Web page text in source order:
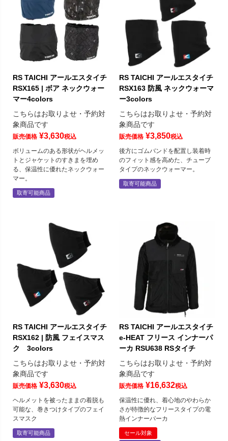
RS TAICHI アールエスタイチ
RSX165 | ボア ネックウォー
マー4colors
こちらはお取りよせ・予約対
象商品です
販売価格 ¥3,630税込
ボリュームのある形状がヘルメッ
トとジャケットのすきまを埋め
る、保温性に優れたネックウォー
マー。
取寄可能商品
RS TAICHI アールエスタイチ
RSX163 防風 ネックウォーマ
ー3colors
こちらはお取りよせ・予約対
象商品です
販売価格 ¥3,850税込
後方にゴムバンドを配置し装着時
のフィット感を高めた、チューブ
タイプのネックウォーマー。
取寄可能商品
RS TAICHI アールエスタイチ
RSX162 | 防風 フェイスマス
ク 3colors
こちらはお取りよせ・予約対
象商品です
販売価格 ¥3,630税込
ヘルメットを被ったままの着脱も
可能な、巻きつけタイプのフェイ
スマスク
取寄可能商品
RS TAICHI アールエスタイチ
e-HEAT フリース インナーパ
ーカ RSU638 RSタイチ
こちらはお取りよせ・予約対
象商品です
販売価格 ¥16,632税込
保温性に優れ、着心地のやわらか
さが特徴的なフリースタイプの電
熱インナーパーカ
セール対象